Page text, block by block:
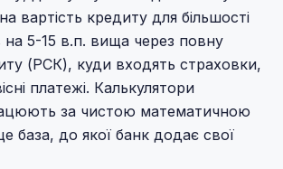
вартість кредиту для більшості
на 5-15 в.п. вища через повну
(РСК), куди входять страховки,
платежі. Калькулятори
за чистою математичною
база, до якої банк додає свої